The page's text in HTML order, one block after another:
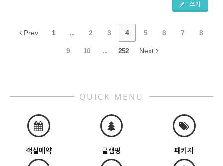
쓰기
Prev 1 ... 2 3 4 5 6 7 8
9 10 ... 252 Next
QUICK MENU
객실예약 글램핑 패키지